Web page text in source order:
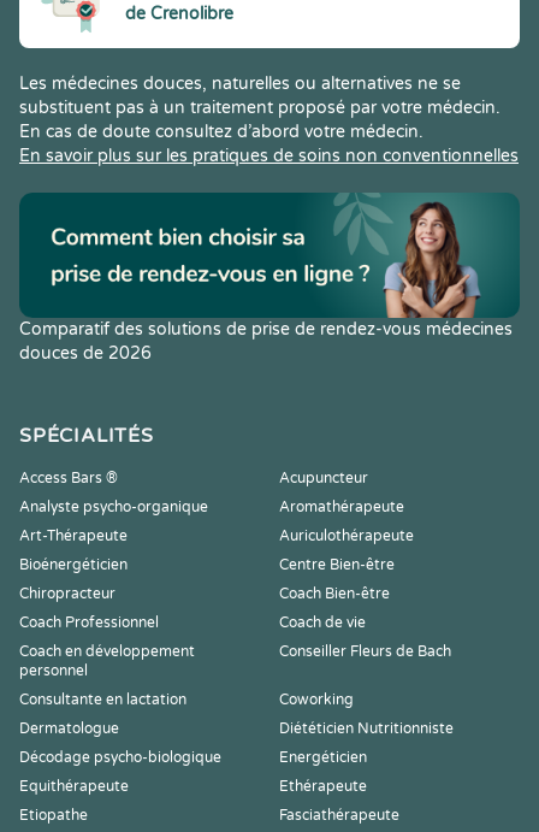
de Crenolibre
Les médecines douces, naturelles ou alternatives ne se
substituent pas à un traitement proposé par votre médecin.
En cas de doute consultez d’abord votre médecin.
En savoir plus sur les pratiques de soins non conventionnelles
Comparatif des solutions de prise de rendez-vous médecines
douces de 2026
SPÉCIALITÉS
Access Bars ®
Acupuncteur
Analyste psycho-organique
Aromathérapeute
Art-Thérapeute
Auriculothérapeute
Bioénergéticien
Centre Bien-être
Chiropracteur
Coach Bien-être
Coach Professionnel
Coach de vie
Coach en développement
personnel
Conseiller Fleurs de Bach
Consultante en lactation
Coworking
Dermatologue
Diététicien Nutritionniste
Décodage psycho-biologique
Energéticien
Equithérapeute
Ethérapeute
Etiopathe
Fasciathérapeute